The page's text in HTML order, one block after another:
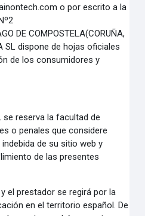
o por escrito a la
DE COMPOSTELA(CORUÑA,
SL dispone de hojas oficiales
de los consumidores y
se reserva la facultad de
o penales queconsidere
de su sitio web y
de laspresentes
el prestador se regirá por la
en el territorioespañol. De